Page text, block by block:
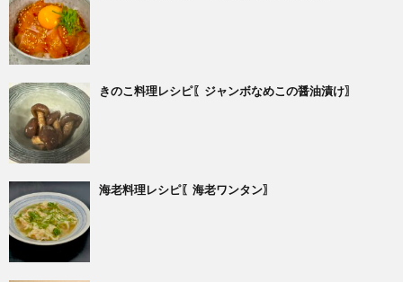
きのこ料理レシピ〖ジャンボなめこの醤油漬け〗
海老料理レシピ〖海老ワンタン〗